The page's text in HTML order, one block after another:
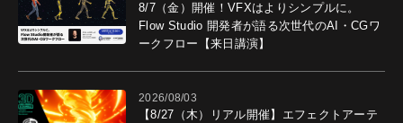
8/7（金）開催！VFXはよりシンプルに。
Flow Studio 開発者が語る次世代のAI・CGワ
ークフロー【来日講演】
2026/08/03
【8/27（木）リアル開催】エフェクトアーテ